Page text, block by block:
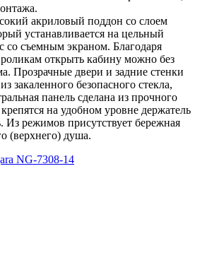
акриловый поддон со слоем
устанавливается на цельный
со съемным экраном. Благодаря
открыть кабину можно без
Прозрачные двери и задние стенки
закаленного безопасного стекла,
панель сделана из прочного
на удобном уровне держатель
Из режимов присутствует бережная
(верхнего) душа.
NG-7308-14